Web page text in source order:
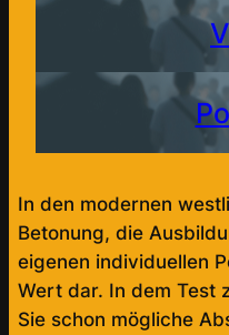
In den modernen
Betonung, die
eigenen individuellen
Wert dar. In dem Test
Sie schon mögliche